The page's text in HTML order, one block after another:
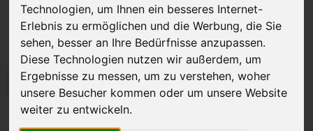
Technologien, um Ihnen ein besseres Internet-
Erlebnis zu ermöglichen und die Werbung, die Sie
sehen, besser an Ihre Bedürfnisse anzupassen.
Diese Technologien nutzen wir außerdem, um
Ergebnisse zu messen, um zu verstehen, woher
unsere Besucher kommen oder um unsere Website
weiter zu entwickeln.
JETZT KOSTENLOSE BEWERTUNG
Kostenloses Angebotfür den Ankauf Ihres Autos inklusive der